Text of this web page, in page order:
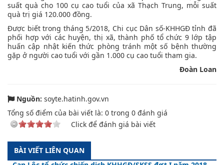
suất quà cho 100 cụ cao tuổi của xã Thạch Trung, mỗi suất
quà trị giá 120.000 đồng.
Được biết trong tháng 5/2018, Chi cục Dân số-KHHGĐ tỉnh đã
phối hợp với các huyện, thị xã, thành phố tổ chức 9 lớp tập
huấn cập nhật kiến thức phòng tránh một số bệnh thường
gặp ở người cao tuổi với gần 1.000 cụ cao tuổi tham gia.
Đoàn Loan
Nguồn: soyte.hatinh.gov.vn
Tổng số điểm của bài viết là: 0 trong 0 đánh giá
Click để đánh giá bài viết
BÀI VIẾT LIÊN QUAN